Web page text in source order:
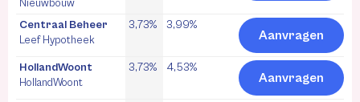
Nieuwbouw
Centraal Beheer
Leef Hypotheek
3,73% 3,99%
Aanvragen
HollandWoont
HollandWoont
3,73% 4,53%
Aanvragen